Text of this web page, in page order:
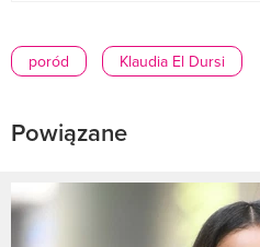
poród Klaudia El Dursi
Powiązane